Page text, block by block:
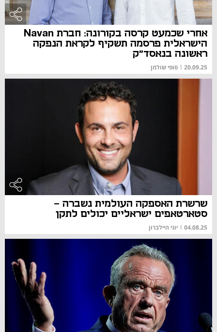
אחרי שכמעט קרסה בקורונה: חברת Navan
הישראלית פרסמה תשקיף לקראת הנפקה
ראשונה בנאסד"ק
20.09.25
| סופי שולמן
שרשרת האספקה העולמית נשברה -
סטארטאפים ישראליים יכולים לתקן
04.08.25
| יוני היילברון